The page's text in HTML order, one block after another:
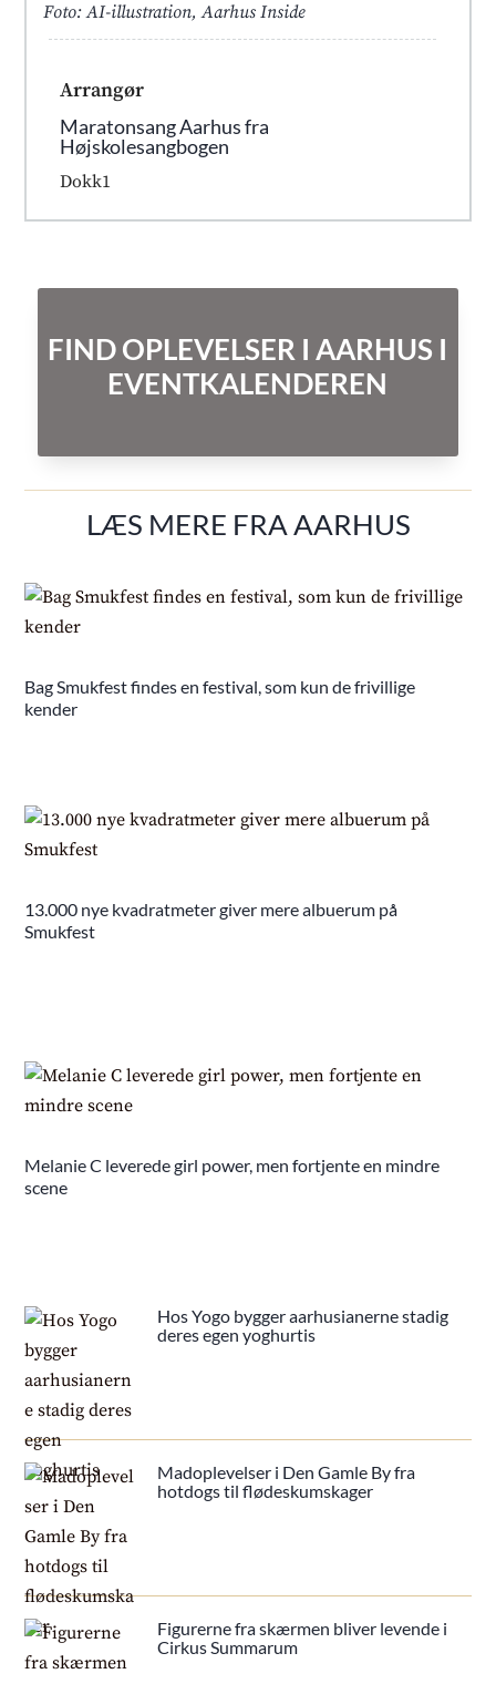
Foto: AI-illustration, Aarhus Inside
Arrangør
Maratonsang Aarhus fra
Højskolesangbogen
Dokk1
FIND OPLEVELSER I AARHUS I
EVENTKALENDEREN
LÆS MERE FRA AARHUS
Bag Smukfest findes en festival, som kun de frivillige
kender
13.000 nye kvadratmeter giver mere albuerum på
Smukfest
Melanie C leverede girl power, men fortjente en mindre
scene
Hos Yogo bygger aarhusianerne stadig
deres egen yoghurtis
Madoplevelser i Den Gamle By fra
hotdogs til flødeskumskager
Figurerne fra skærmen bliver levende i
Cirkus Summarum